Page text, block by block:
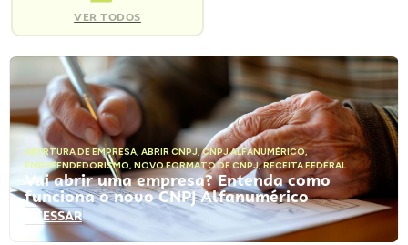
VER TODOS
ABERTURA DE EMPRESA, ABRIR CNPJ,CNPJ ALFANUMÉRICO,
EMPREENDEDORISMO, NOVO FORMATO DE CNPJ,RECEITA FEDERAL
Vai abrir uma empresa? Entenda como
funciona o novo CNPJ Alfanumérico
ACESSAR